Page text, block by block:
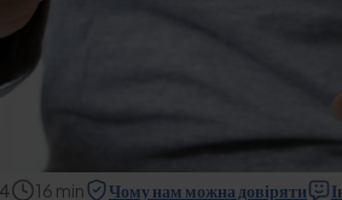
16 min Чому нам можна довіряти